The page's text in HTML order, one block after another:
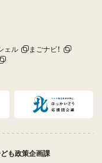
ェル
まごナビ！
も政策企画課